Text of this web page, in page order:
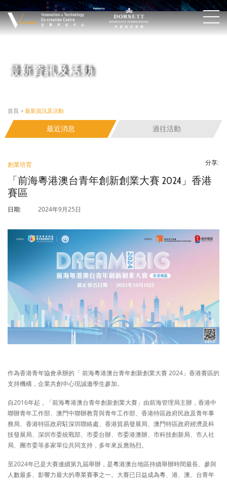
最新資訊及活動
首頁 > 最新資訊及活動
最近消息 過往活動
創業培育 分享:
「前海粵港澳台青年創新創業大賽 2024」香港
賽區
日期: 2024年9月25日
作為香港青年協會承辦的「 前海粵港澳台青年創新創業大賽 2024」香港賽區的
支持機構，企業共創中心現誠邀學生參加。
自2016年起，「前海粵港澳台青年創新創業大賽」由前海管理局主辦，香港中
聯辦青年工作部、澳門中聯辦教育與青年工作部、香港特區政府民政及青年事
務局、香港特區政府駐深圳聯絡處、香港貿易發展局、澳門特區政府經濟及科
技發展局、深圳市委統戰部、市委台辦、市委港澳辦、市科技創新局、市人社
局、團市委等多家單位共同支持，多年來反應熱烈。
至2024年已是大賽連續第九屆舉辦，是粵港澳台地區持續舉辦時間最長、參與
人數最多、影響力最大的專業賽事之一。大賽已日益成為粵、港、澳、台青年